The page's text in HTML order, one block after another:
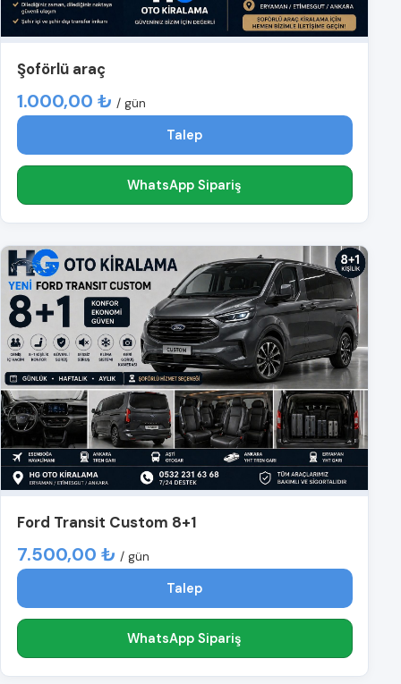
Şoförlü araç
1.000,00 ₺ / gün
Talep
WhatsApp Sipariş
Ford Transit Custom 8+1
7.500,00 ₺ / gün
Talep
WhatsApp Sipariş